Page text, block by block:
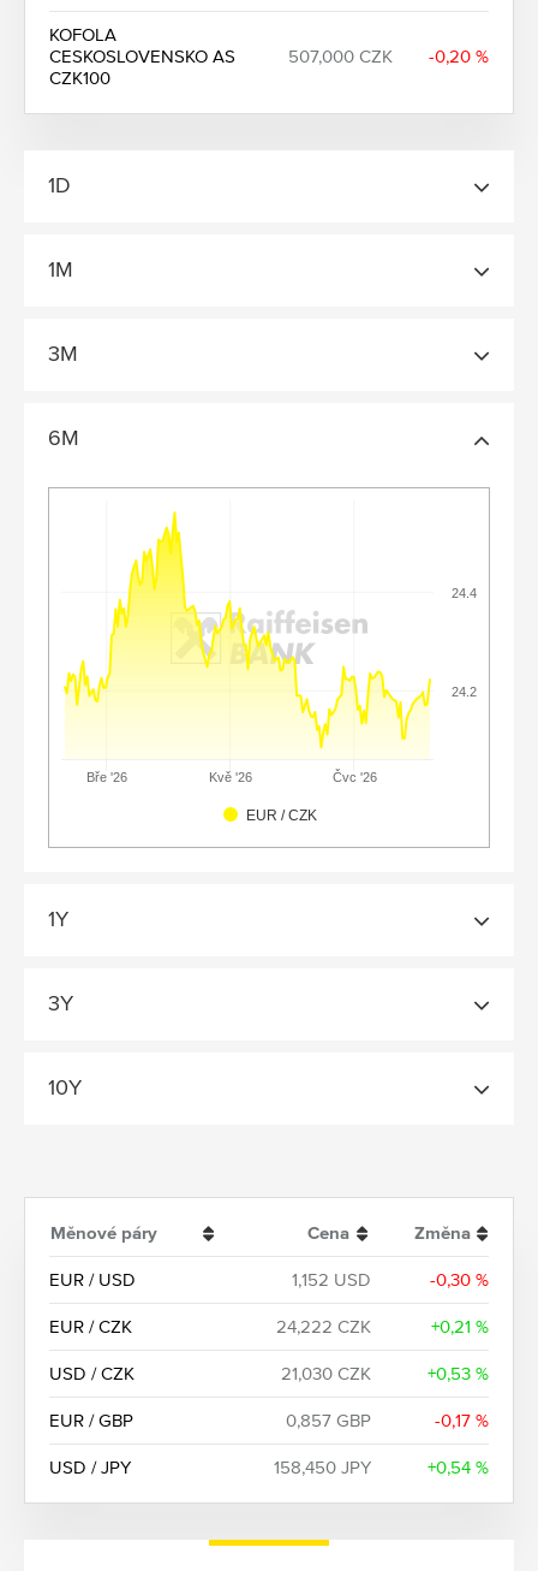
KOFOLA
CESKOSLOVENSKO AS
CZK100
507,000 CZK -0,20 %
1D
1M
3M
6M
EUR / CZK
Bře '26 Kvě '26 Čvc '26
24.2
24.4
1Y
3Y
10Y
Měnové páry Cena Změna
EUR / USD 1,152 USD -0,30 %
EUR / CZK 24,222 CZK +0,21 %
USD / CZK 21,030 CZK +0,53 %
EUR / GBP 0,857 GBP -0,17 %
USD / JPY 158,450 JPY +0,54 %